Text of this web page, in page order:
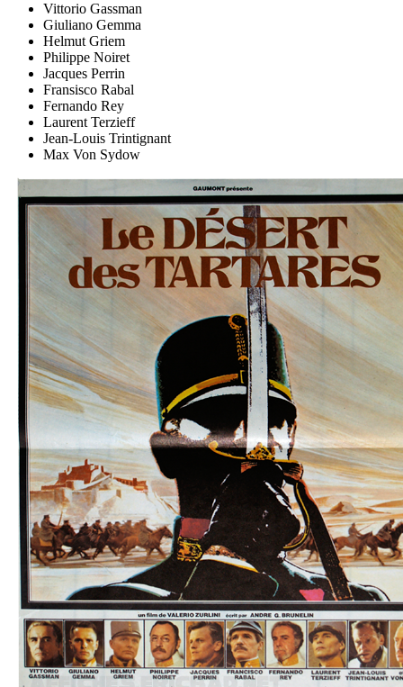
Vittorio Gassman
Giuliano Gemma
Helmut Griem
Philippe Noiret
Jacques Perrin
Fransisco Rabal
Fernando Rey
Laurent Terzieff
Jean-Louis Trintignant
Max Von Sydow